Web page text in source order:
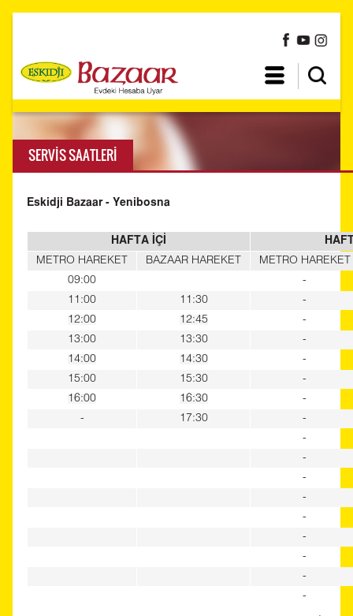
SERVİS SAATLERİ
Eskidji Bazaar - Yenibosna
HAFTA İÇİ
METRO HAREKET
BAZAAR HAREKET
METRO HAREKET
09:00
-
11:00
11:30
-
12:00
12:45
-
13:00
13:30
-
14:00
14:30
-
15:00
15:30
-
16:00
16:30
-
-
17:30
-
-
-
-
-
-
-
-
-
-